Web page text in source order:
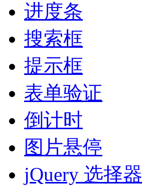
进度条
搜索框
提示框
表单验证
倒计时
图片悬停
jQuery 选择器